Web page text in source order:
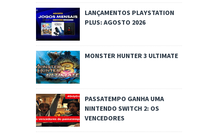
LANÇAMENTOS PLAYSTATION
PLUS: AGOSTO 2026
MONSTER HUNTER 3 ULTIMATE
PASSATEMPO GANHA UMA
NINTENDO SWITCH 2: OS
VENCEDORES